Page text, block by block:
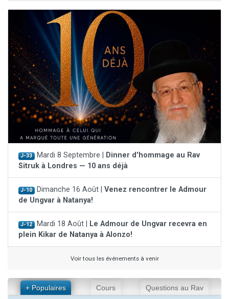
J-33 Mardi 8 Septembre |
Dinner d'hommage au Rav
Sitruk à Londres — 10 ans déjà
J-10 Dimanche 16 Août | Venez rencontrer le Admour
de Ungvar à Natanya!
J-12 Mardi 18 Août |
Le Admour de Ungvar recevra en
plein Kikar de Natanya à Alonzo!
Voir tous les événements à venir
+ Populaires Cours Questions au Rav